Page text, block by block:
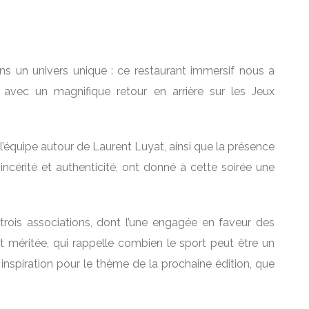
un univers unique : ce restaurant immersif nous a
un magnifique retour en arrière sur les Jeux
autour de Laurent Luyat, ainsi que la présence
et authenticité, ont donné à cette soirée une
associations, dont l’une engagée en faveur des
méritée, qui rappelle combien le sport peut être un
pour le thème de la prochaine édition, que